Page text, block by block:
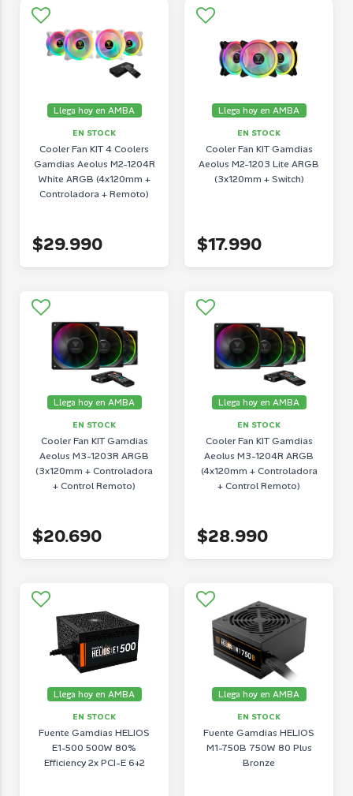
Llega hoy en AMBA
EN STOCK
Cooler Fan KIT 4 Coolers
Gamdias Aeolus M2-1204R
White ARGB (4x120mm +
Controladora + Remoto)
$29.990
Llega hoy en AMBA
EN STOCK
Cooler Fan KIT Gamdias
Aeolus M2-1203 Lite ARGB
(3x120mm + Switch)
$17.990
Llega hoy en AMBA
EN STOCK
Cooler Fan KIT Gamdias
Aeolus M3-1203R ARGB
(3x120mm + Controladora
+ Control Remoto)
$20.690
Llega hoy en AMBA
EN STOCK
Cooler Fan KIT Gamdias
Aeolus M3-1204R ARGB
(4x120mm + Controladora
+ Control Remoto)
$28.990
Llega hoy en AMBA
EN STOCK
Fuente Gamdias HELIOS
E1-500 500W 80%
Efficiency 2x PCI-E 6+2
Llega hoy en AMBA
EN STOCK
Fuente Gamdias HELIOS
M1-750B 750W 80 Plus
Bronze